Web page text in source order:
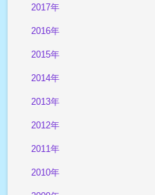
2017年
2016年
2015年
2014年
2013年
2012年
2011年
2010年